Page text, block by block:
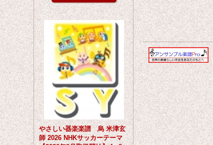
やさしい器楽楽譜 烏 米津玄
師 2026 NHKサッカーテーマ